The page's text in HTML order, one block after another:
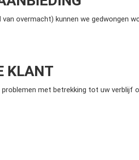
overmacht) kunnen we gedwongen
KLANT
met betrekking tot uw verblijf